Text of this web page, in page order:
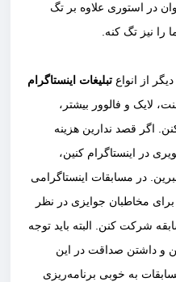
در استوری علاوه بر تگ
را نیز تگ کنه.
از انواع تبلیغات اینستاگرام
لایک و فالوور بیشتر،
اگر قصد ندارین هزینه
در اینستاگرام کنین،
در مسابقات اینستاگرامی
برای مخاطبان جوایزی در نظر
شرکت کنن‌. البته باید توجه
و داشتن صداقت در این
به خوبی برنامه‌ریزی